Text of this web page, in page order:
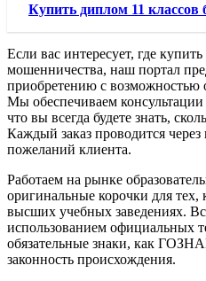
Купить диплом 11 классов
Если вас интересует, где
мошенничества, наш портал
приобретению с возможностью
Мы обеспечиваем
что вы всегда будете знать,
Каждый заказ проводится
пожеланий клиента.
Работаем на рынке
оригинальные корочки для тех,
высших учебных заведениях.
использованием официальных
обязательные знаки, как
законность происхождения.